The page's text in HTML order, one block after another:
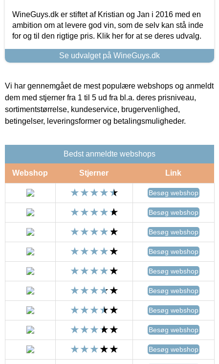
WineGuys.dk er stiftet af Kristian og Jan i 2016 med en
ambition om at levere god vin, som de selv kan stå inde
for og til den rigtige pris. Klik her for at se deres udvalg.
Se udvalget på WineGuys.dk
Vi har gennemgået de mest populære webshops og anmeldt
dem med stjerner fra 1 til 5 ud fra bl.a. deres prisniveau,
sortimentstørrelse, kundeservice, brugervenlighed,
betingelser, leveringsformer og betalingsmuligheder.
Bedst anmeldte webshops
Webshop Stjerner Link
Besøg webshop
Besøg webshop
Besøg webshop
Besøg webshop
Besøg webshop
Besøg webshop
Besøg webshop
Besøg webshop
Besøg webshop